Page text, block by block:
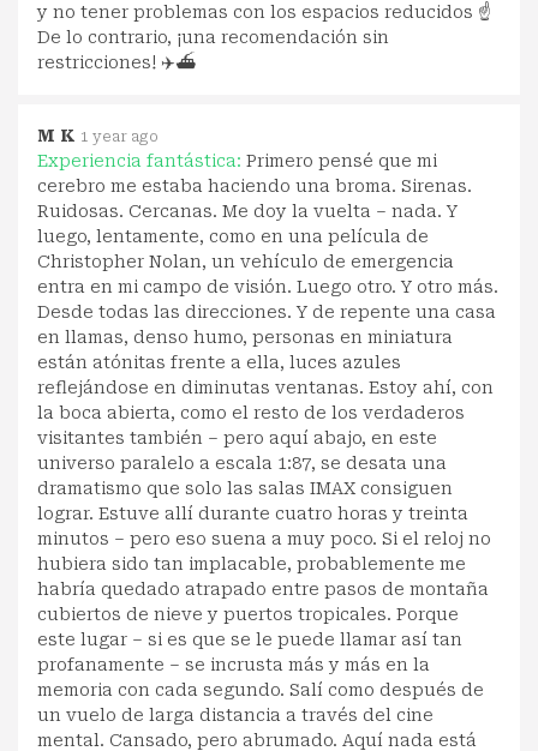
y no tener problemas con los espacios reducidos ☝️
De lo contrario, ¡una recomendación sin
restricciones! ✈️⛴️
M K 1 year ago
Experiencia fantástica: Primero pensé que mi
cerebro me estaba haciendo una broma. Sirenas.
Ruidosas. Cercanas. Me doy la vuelta – nada. Y
luego, lentamente, como en una película de
Christopher Nolan, un vehículo de emergencia
entra en mi campo de visión. Luego otro. Y otro más.
Desde todas las direcciones. Y de repente una casa
en llamas, denso humo, personas en miniatura
están atónitas frente a ella, luces azules
reflejándose en diminutas ventanas. Estoy ahí, con
la boca abierta, como el resto de los verdaderos
visitantes también – pero aquí abajo, en este
universo paralelo a escala 1:87, se desata una
dramatismo que solo las salas IMAX consiguen
lograr. Estuve allí durante cuatro horas y treinta
minutos – pero eso suena a muy poco. Si el reloj no
hubiera sido tan implacable, probablemente me
habría quedado atrapado entre pasos de montaña
cubiertos de nieve y puertos tropicales. Porque
este lugar – si es que se le puede llamar así tan
profanamente – se incrusta más y más en la
memoria con cada segundo. Salí como después de
un vuelo de larga distancia a través del cine
mental. Cansado, pero abrumado. Aquí nada está